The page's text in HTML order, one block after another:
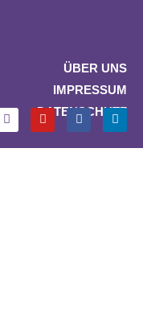
ÜBER UNS
IMPRESSUM
DATENSCHUTZ